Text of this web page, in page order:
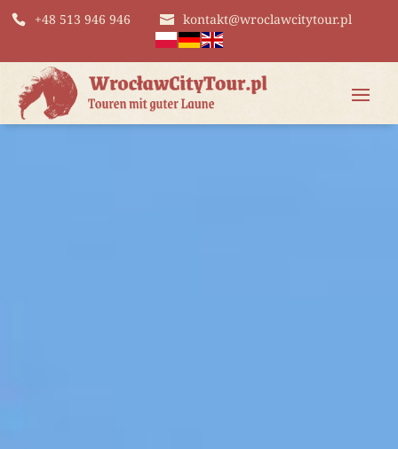
+48 513 946 946 kontakt@wroclawcitytour.pl